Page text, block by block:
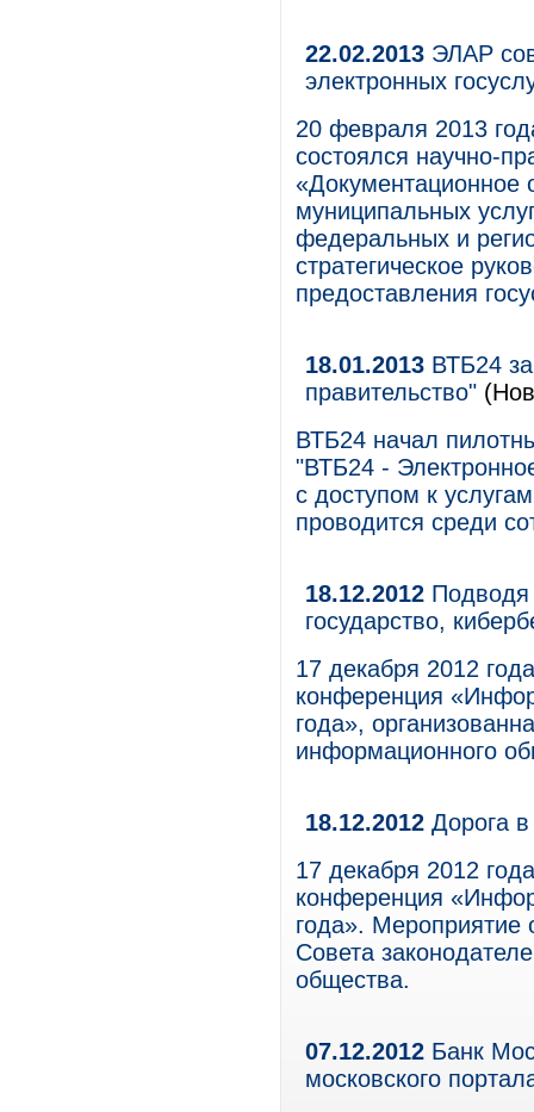
22.02.2013 ЭЛАР
электронных
20 февраля 2013
состоялся научно-
«Документационное
муниципальных
федеральных и
стратегическое
предоставления
18.01.2013 ВТБ24
правительство"
ВТБ24 начал
"ВТБ24 -
с доступом к
проводится среди
18.12.2012 Подводя
государство,
17 декабря 2012
конференция
года»,
информационного
18.12.2012 Дорога в
17 декабря 2012
конференция
года». Мероприятие
Совета
общества.
07.12.2012 Банк
московского